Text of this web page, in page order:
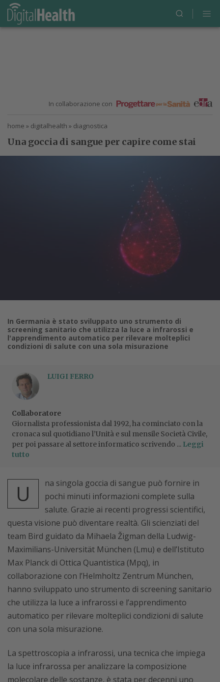
In collaborazione con
home » digitalhealth » diagnostica
Una goccia di sangue per capire come stai
In Germania è stato sviluppato uno strumento di
screening sanitario che utilizza la luce a infrarossi e
l'apprendimento automatico per rilevare molteplici
condizioni di salute con una sola misurazione
LUIGI FERRO
Collaboratore
Giornalista professionista dal 1992, ha cominciato con la
cronaca sul quotidiano l’Unità e sul mensile Società Civile,
per poi passare al settore informatico scrivendo ... Leggi
tutto
U
na singola goccia di sangue può fornire in
pochi minuti informazioni complete sulla
salute. Grazie ai recenti progressi scientifici,
questa visione può diventare realtà. Gli scienziati del
team Bird guidato da Mihaela Žigman della Ludwig-
Maximilians-Universität München (Lmu) e dell’Istituto
Max Planck di Ottica Quantistica (Mpq), in
collaborazione con l’Helmholtz Zentrum München,
hanno sviluppato uno strumento di screening sanitario
che utilizza la luce a infrarossi e l’apprendimento
automatico per rilevare molteplici condizioni di salute
con una sola misurazione.
La spettroscopia a infrarossi, una tecnica che impiega
la luce infrarossa per analizzare la composizione
molecolare delle sostanze, è stata per decenni uno